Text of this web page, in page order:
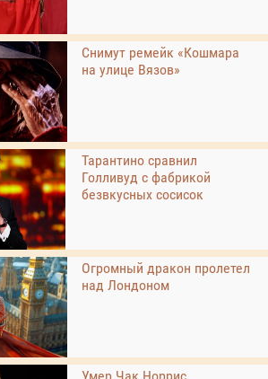
Снимут ремейк «Кошмара
на улице Вязов»
Тарантино сравнил
Голливуд с фабрикой
безвкусных сосисок
Огромный дракон пролетел
над Лондоном